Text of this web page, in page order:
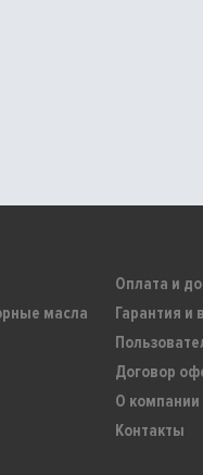
масла
Оплата и
Гарантия и
Договор
О компании
Контакты